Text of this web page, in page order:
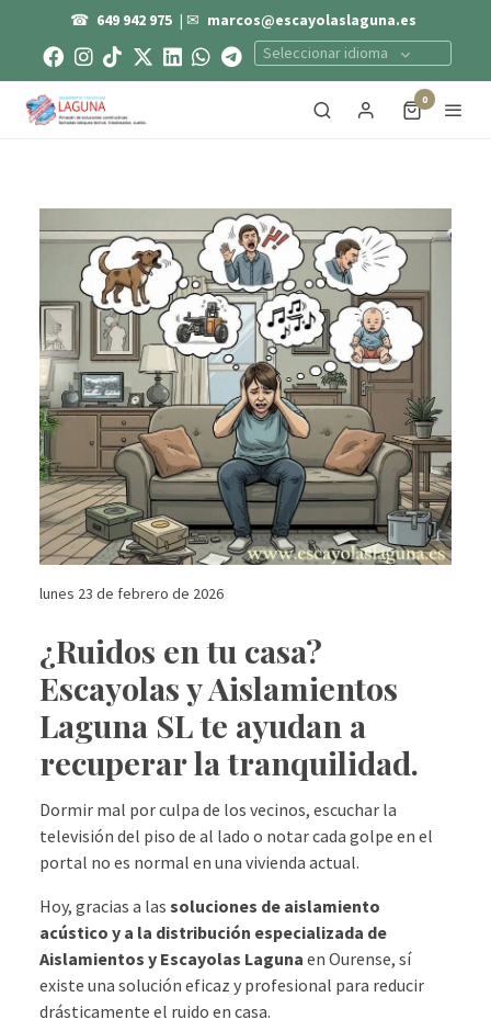
☎ 649 942 975 | ✉ marcos@escayolaslaguna.es
Seleccionar idioma
0
lunes 23 de febrero de 2026
¿Ruidos en tu casa?
Escayolas y Aislamientos
Laguna SL te ayudan a
recuperar la tranquilidad.
Dormir mal por culpa de los vecinos, escuchar la
televisión del piso de al lado o notar cada golpe en el
portal no es normal en una vivienda actual.
Hoy, gracias a las soluciones de aislamiento
acústico y a la distribución especializada de
Aislamientos y Escayolas Laguna en Ourense, sí
existe una solución eficaz y profesional para reducir
drásticamente el ruido en casa.